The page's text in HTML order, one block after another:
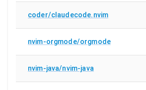
coder/claudecode.nvim
nvim-orgmode/orgmode
nvim-java/nvim-java